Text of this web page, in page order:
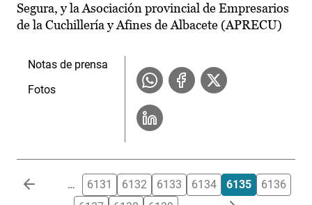
Segura, y la Asociación provincial de Empresarios
de la Cuchillería y Afines de Albacete (APRECU)
Notas de prensa
Fotos
Paginación … 6131 6132 6133 6134 6135
6136